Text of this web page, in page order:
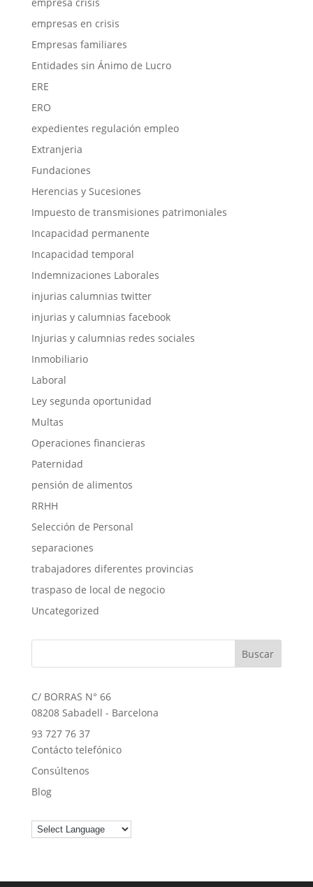
empresas en crisis
Empresas familiares
Entidades sin Ánimo de Lucro
ERE
ERO
expedientes regulación empleo
Extranjeria
Fundaciones
Herencias y Sucesiones
Impuesto de transmisiones patrimoniales
Incapacidad permanente
Incapacidad temporal
Indemnizaciones Laborales
injurias calumnias twitter
injurias y calumnias facebook
Injurias y calumnias redes sociales
Inmobiliario
Laboral
Ley segunda oportunidad
Multas
Operaciones financieras
Paternidad
pensión de alimentos
RRHH
Selección de Personal
separaciones
trabajadores diferentes provincias
traspaso de local de negocio
Uncategorized
C/ BORRAS N° 66
08208 Sabadell - Barcelona
93 727 76 37
Contácto telefónico
Consúltenos
Blog